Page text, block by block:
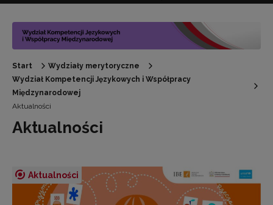
Start
Wydziały merytoryczne
Wydział Kompetencji Językowych i Współpracy
Międzynarodowej
Aktualności
Aktualności
Aktualności